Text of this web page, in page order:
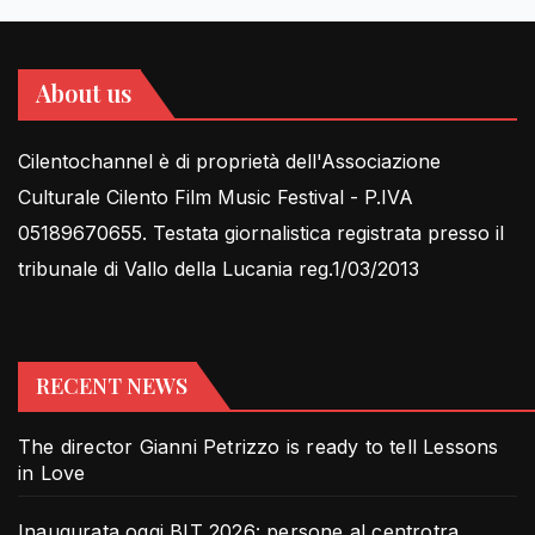
About us
Cilentochannel è di proprietà dell'Associazione
Culturale Cilento Film Music Festival - P.IVA
05189670655. Testata giornalistica registrata presso il
tribunale di Vallo della Lucania reg.1/03/2013
RECENT NEWS
The director Gianni Petrizzo is ready to tell Lessons
in Love